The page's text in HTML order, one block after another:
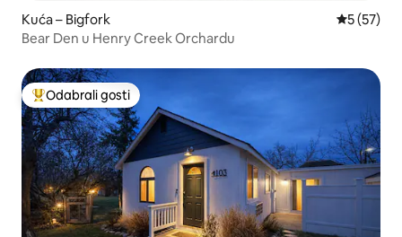
Kuća – Bigfork Prosječna
5 (57)
Bear Den u Henry Creek Orchardu
Među najviše rangiranima s oznakom „Odabrali gosti”
Odabrali gosti